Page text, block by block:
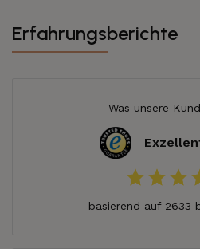
Erfahrungsberichte
Was unsere
basierend auf 2633